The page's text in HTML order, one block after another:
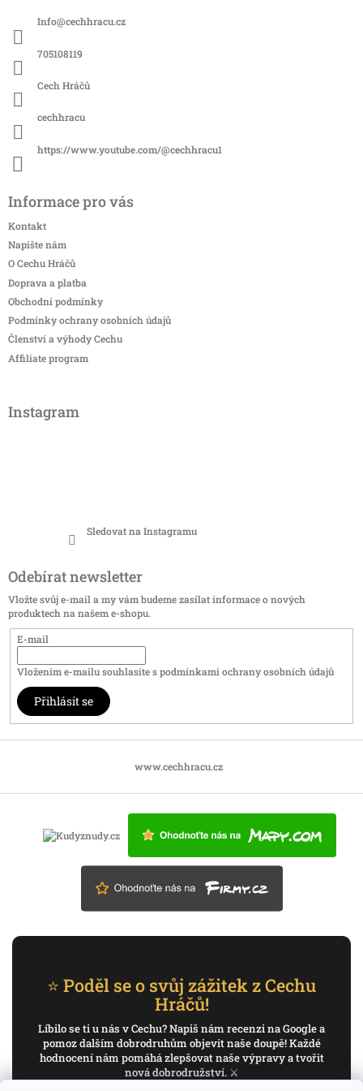
Info@cechhracu.cz
705108119
Cech Hráčů
cechhracu
https://www.youtube.com/@cechhracu1
Informace pro vás
Kontakt
Napište nám
O Cechu Hráčů
Doprava a platba
Obchodní podmínky
Podmínky ochrany osobních údajů
Členství a výhody Cechu
Affiliate program
Instagram
Sledovat na Instagramu
Odebírat newsletter
Vložte svůj e-mail a my vám budeme zasílat informace o nových
produktech na našem e-shopu.
E-mail
Vložením e-mailu souhlasíte spodmínkami ochrany osobních údajů
Přihlásit se
www.cechhracu.cz
⭐ Poděl se o svůj zážitek z Cechu
Hráčů!
Líbilo se ti u nás v Cechu? Napiš nám recenzi na Google a
pomoz dalším dobrodruhům objevit naše doupě! Každé
hodnocení nám pomáhá zlepšovat naše výpravy a tvořit
nová dobrodružství. ⚔️